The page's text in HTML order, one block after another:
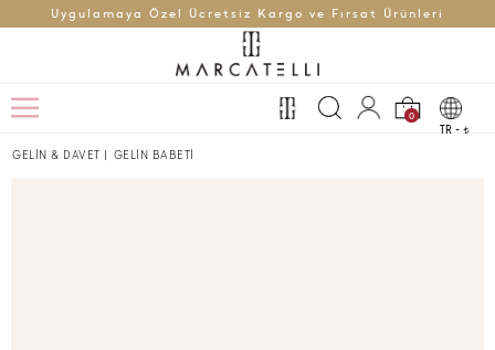
Uygulamaya Özel Ücretsiz Kargo ve Fırsat Ürünleri
0
TR - t
GELİN & DAVET | GELİN BABETİ